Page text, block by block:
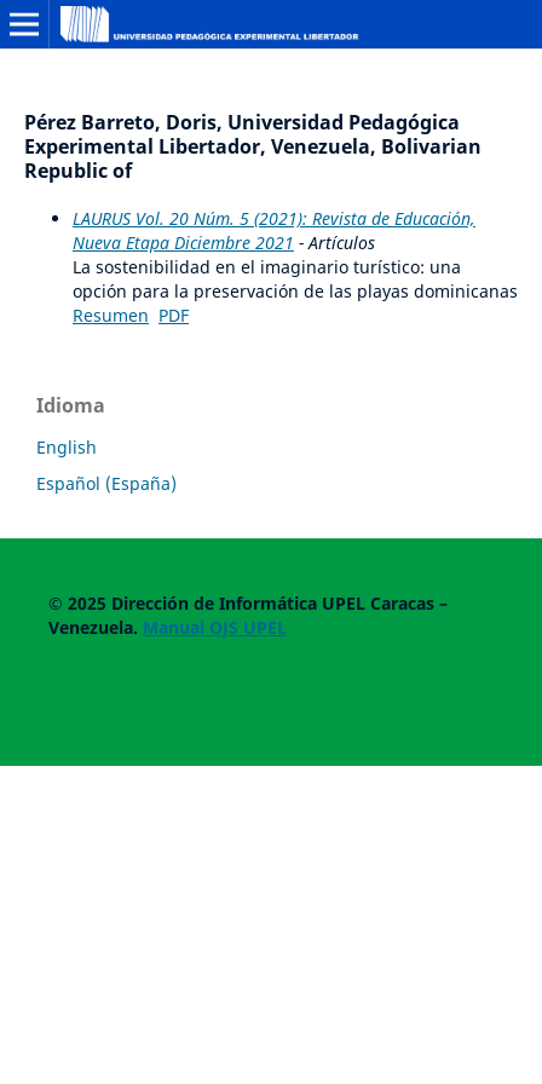
Pérez Barreto, Doris, Universidad Pedagógica
Experimental Libertador, Venezuela, Bolivarian
Republic of
LAURUS Vol. 20 Núm. 5 (2021): Revista de Educación,
Nueva Etapa Diciembre 2021 - Artículos
La sostenibilidad en el imaginario turístico: una
opción para la preservación de las playas dominicanas
Resumen PDF
Idioma
English
Español (España)
© 2025 Dirección de Informática UPEL Caracas –
Venezuela. Manual OJS UPEL